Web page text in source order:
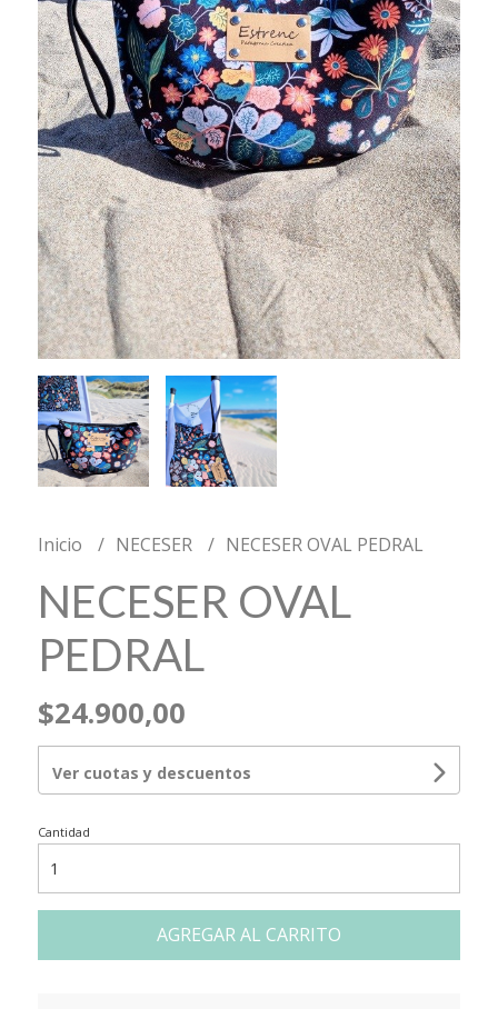
Inicio NECESER NECESER OVAL PEDRAL
NECESER OVAL
PEDRAL
$24.900,00
Ver cuotas y descuentos
Cantidad
AGREGAR AL CARRITO